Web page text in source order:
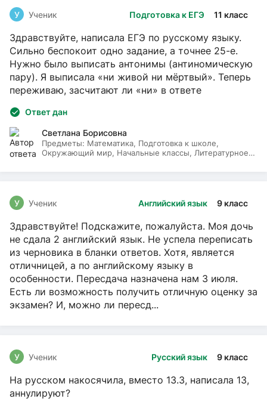
Подготовка к ЕГЭ 11 класс
У Ученик
Здравствуйте, написала ЕГЭ по русскому языку.
Сильно беспокоит одно задание, а точнее 25-е.
Нужно было выписать антонимы (антиномическую
пару). Я выписала «ни живой ни мёртвый». Теперь
переживаю, засчитают ли «ни» в ответе
Ответ дан
Светлана Борисовна
Предметы: Математика, Подготовка к школе,
Окружающий мир, Начальные классы, Литературное
Английский язык 9 класс
У Ученик
Здравствуйте! Подскажите, пожалуйста. Моя дочь
не сдала 2 английский язык. Не успела переписать
из черновика в бланки ответов. Хотя, является
отличницей, а по английскому языку в
особенности. Пересдача назначена нам 3 июля.
Есть ли возможность получить отличную оценку за
экзамен? И, можно ли пересд...
Русский язык 9 класс
У Ученик
На русском накосячила, вместо 13.3, написала 13,
аннулируют?